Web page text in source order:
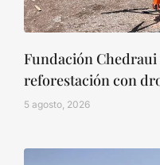
Fundación
reforestación con
5 agosto, 2026